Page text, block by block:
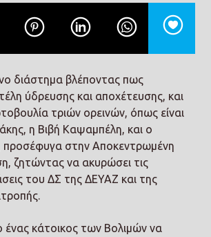
Radio 90,2
διάστημα βλέποντας πως
ύδρευσης και αποχέτευσης, και
τριών ορεινών, όπως είναι
η Βιβή Καψαμπέλη, και ο
προσέφυγα στην Αποκεντρωμένη
ζητώντας να ακυρώσει τις
του ΔΣ της ΔΕΥΑΖ και της
ένας κάτοικος των Βολιμών να